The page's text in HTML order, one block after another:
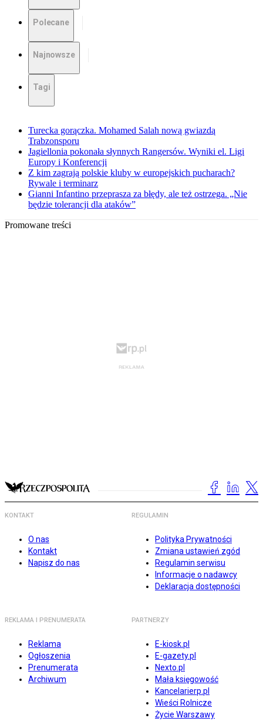
Polecane
Najnowsze
Tagi
Turecka gorączka. Mohamed Salah nową gwiazdą
Trabzonsporu
Jagiellonia pokonała słynnych Rangersów. Wyniki el. Ligi
Europy i Konferencji
Z kim zagrają polskie kluby w europejskich pucharach?
Rywale i terminarz
Gianni Infantino przeprasza za błędy, ale też ostrzega. „Nie
będzie tolerancji dla ataków”
Promowane treści
KONTAKT
O nas
Kontakt
Napisz do nas
REGULAMIN
Polityka Prywatności
Zmiana ustawień zgód
Regulamin serwisu
Informacje o nadawcy
Deklaracja dostępności
REKLAMA I PRENUMERATA
Reklama
Ogłoszenia
Prenumerata
Archiwum
PARTNERZY
E-kiosk.pl
E-gazety.pl
Nexto.pl
Mała księgowość
Kancelarierp.pl
Wieści Rolnicze
Życie Warszawy